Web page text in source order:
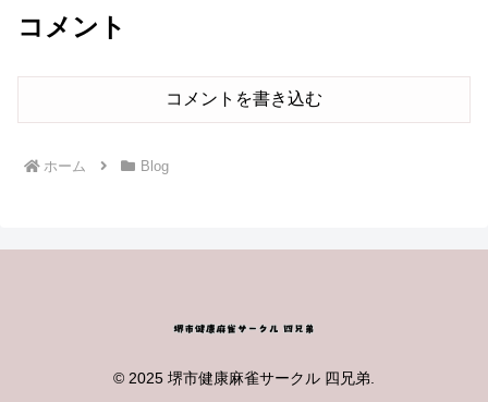
コメント
コメントを書き込む
ホーム Blog
© 2025 堺市健康麻雀サークル 四兄弟.